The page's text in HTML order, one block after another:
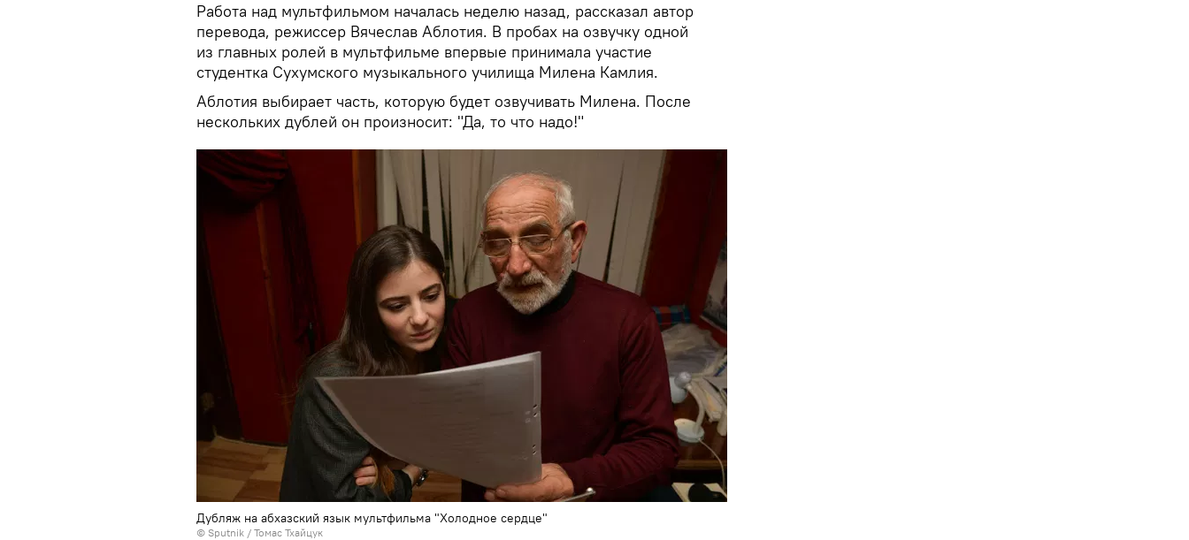
Работа над мультфильмом началась неделю назад, рассказал автор
перевода, режиссер Вячеслав Аблотия. В пробах на озвучку одной
из главных ролей в мультфильме впервые принимала участие
студентка Сухумского музыкального училища Милена Камлия.
Аблотия выбирает часть, которую будет озвучивать Милена. После
нескольких дублей он произносит: "Да, то что надо!"
Дубляж на абхазский язык мультфильма "Холодное сердце"
© Sputnik / Томас Тхайцук